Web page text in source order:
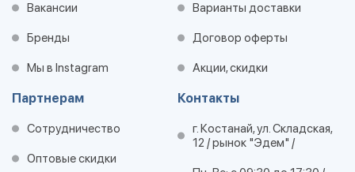
Вакансии
Бренды
Мы в Instagram
Варианты доставки
Договор оферты
Акции, скидки
Партнерам
Сотрудничество
Оптовые скидки
Контакты
г. Костанай, ул. Складская,
12 / рынок "Эдем" /